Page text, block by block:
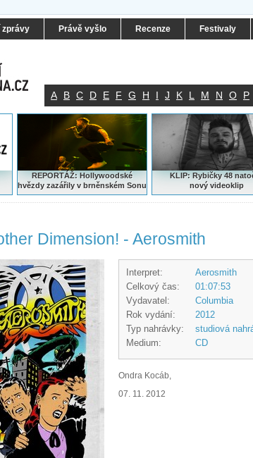
zprávy Právě vyšlo Recenze Festivaly
A B C D E F G H I J K L M N O P
REPORTÁŽ: Hollywoodské
hvězdy zazářily v brněnském Sonu
KLIP: Rybičky 48
nový videoklip
Dimension! - Aerosmith
Interpret:
Aerosmith
Celkový čas:
01:07:53
Vydavatel:
Columbia
Rok vydání:
2012
Typ nahrávky:
studiová
Medium:
CD
Ondra Kocáb,
07. 11. 2012